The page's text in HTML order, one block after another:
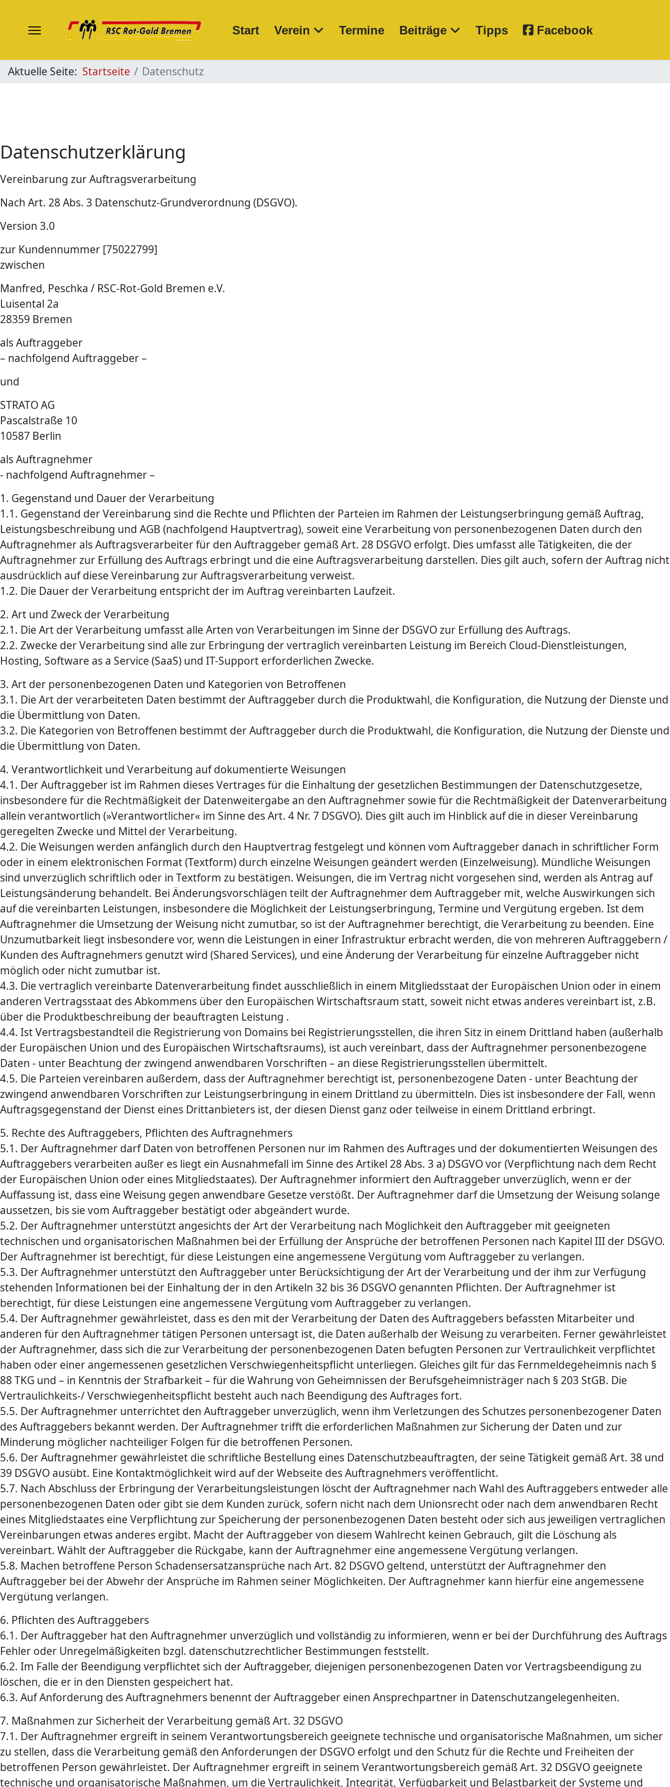
Start Verein Termine Beiträge Tipps Facebook
Aktuelle Seite: Startseite Datenschutz
Datenschutzerklärung
Vereinbarung zur Auftragsverarbeitung
Nach Art. 28 Abs. 3 Datenschutz-Grundverordnung (DSGVO).
Version 3.0
zur Kundennummer [75022799]
zwischen
Manfred, Peschka / RSC-Rot-Gold Bremen e.V.
Luisental 2a
28359 Bremen
als Auftraggeber
– nachfolgend Auftraggeber –
und
STRATO AG
Pascalstraße 10
10587 Berlin
als Auftragnehmer
- nachfolgend Auftragnehmer –
1. Gegenstand und Dauer der Verarbeitung
1.1. Gegenstand der Vereinbarung sind die Rechte und Pflichten der Parteien im Rahmen der Leistungserbringung gemäß Auftrag,
Leistungsbeschreibung und AGB (nachfolgend Hauptvertrag), soweit eine Verarbeitung von personenbezogenen Daten durch den
Auftragnehmer als Auftragsverarbeiter für den Auftraggeber gemäß Art. 28 DSGVO erfolgt. Dies umfasst alle Tätigkeiten, die der
Auftragnehmer zur Erfüllung des Auftrags erbringt und die eine Auftragsverarbeitung darstellen. Dies gilt auch, sofern der Auftrag nicht
ausdrücklich auf diese Vereinbarung zur Auftragsverarbeitung verweist.
1.2. Die Dauer der Verarbeitung entspricht der im Auftrag vereinbarten Laufzeit.
2. Art und Zweck der Verarbeitung
2.1. Die Art der Verarbeitung umfasst alle Arten von Verarbeitungen im Sinne der DSGVO zur Erfüllung des Auftrags.
2.2. Zwecke der Verarbeitung sind alle zur Erbringung der vertraglich vereinbarten Leistung im Bereich Cloud-Dienstleistungen,
Hosting, Software as a Service (SaaS) und IT-Support erforderlichen Zwecke.
3. Art der personenbezogenen Daten und Kategorien von Betroffenen
3.1. Die Art der verarbeiteten Daten bestimmt der Auftraggeber durch die Produktwahl, die Konfiguration, die Nutzung der Dienste und
die Übermittlung von Daten.
3.2. Die Kategorien von Betroffenen bestimmt der Auftraggeber durch die Produktwahl, die Konfiguration, die Nutzung der Dienste und
die Übermittlung von Daten.
4. Verantwortlichkeit und Verarbeitung auf dokumentierte Weisungen
4.1. Der Auftraggeber ist im Rahmen dieses Vertrages für die Einhaltung der gesetzlichen Bestimmungen der Datenschutzgesetze,
insbesondere für die Recht­mäßigkeit der Datenweitergabe an den Auftragnehmer sowie für die Rechtmäßigkeit der Datenverarbeitung
allein verantwortlich (»Verantwortlicher« im Sinne des Art. 4 Nr. 7 DSGVO). Dies gilt auch im Hinblick auf die in dieser Vereinbarung
geregelten Zwecke und Mittel der Verarbeitung.
4.2. Die Weisungen werden anfänglich durch den Hauptvertrag festgelegt und können vom Auftraggeber danach in schriftlicher Form
oder in einem elektronischen Format (Textform) durch einzelne Weisungen geändert werden (Einzelweisung). Mündliche Weisungen
sind unverzüglich schriftlich oder in Textform zu bestätigen. Weisungen, die im Vertrag nicht vorgesehen sind, werden als Antrag auf
Leistungsänderung behandelt. Bei Änderungsvorschlägen teilt der Auftragnehmer dem Auftraggeber mit, welche Auswirkungen sich
auf die vereinbarten Leistungen, insbesondere die Möglichkeit der Leistungserbringung, Termine und Vergütung ergeben. Ist dem
Auftragnehmer die Umsetzung der Weisung nicht zumutbar, so ist der Auftragnehmer berechtigt, die Verarbeitung zu beenden. Eine
Unzumutbarkeit liegt insbesondere vor, wenn die Leistungen in einer Infrastruktur erbracht werden, die von mehreren Auftraggebern /
Kunden des Auftragnehmers genutzt wird (Shared Services), und eine Änderung der Verarbeitung für einzelne Auftraggeber nicht
möglich oder nicht zumutbar ist.
4.3. Die vertraglich vereinbarte Datenverarbeitung findet ausschließlich in einem Mitgliedsstaat der Europäischen Union oder in einem
anderen Vertragsstaat des Abkommens über den Europäischen Wirtschaftsraum statt, soweit nicht etwas anderes vereinbart ist, z.B.
über die Produktbeschreibung der beauftragten Leistung .
4.4. Ist Vertragsbestandteil die Registrierung von Domains bei Registrierungsstellen, die ihren Sitz in einem Drittland haben (außerhalb
der Europäischen Union und des Europäischen Wirtschaftsraums), ist auch vereinbart, dass der Auftragnehmer personenbezogene
Daten - unter Beachtung der zwingend anwendbaren Vorschriften – an diese Registrierungsstellen übermittelt.
4.5. Die Parteien vereinbaren außerdem, dass der Auftragnehmer berechtigt ist, personenbezogene Daten - unter Beachtung der
zwingend anwendbaren Vorschriften zur Leistungserbringung in einem Drittland zu übermitteln. Dies ist insbesondere der Fall, wenn
Auftragsgegenstand der Dienst eines Drittanbieters ist, der diesen Dienst ganz oder teilweise in einem Drittland erbringt.
5. Rechte des Auftraggebers, Pflichten des Auftragnehmers
5.1. Der Auftragnehmer darf Daten von betroffenen Personen nur im Rahmen des Auftra­ges und der dokumentierten Weisungen des
Auftraggebers verarbeiten außer es liegt ein Ausnahmefall im Sinne des Artikel 28 Abs. 3 a) DSGVO vor (Verpflichtung nach dem Recht
der Europäischen Union oder eines Mitgliedstaates). Der Auftragnehmer informiert den Auftraggeber unverzüglich, wenn er der
Auffassung ist, dass eine Weisung gegen anwend­bare Gesetze verstößt. Der Auftragnehmer darf die Umsetzung der Weisung solange
aussetzen, bis sie vom Auftraggeber bestätigt oder abgeändert wurde.
5.2. Der Auftragnehmer unterstützt angesichts der Art der Verarbeitung nach Möglichkeit den Auftraggeber mit geeigneten
technischen und organisatorischen Maßnahmen bei der Erfüllung der Ansprüche der betroffenen Personen nach Kapitel III der DSGVO.
Der Auftragnehmer ist berechtigt, für diese Leistungen eine angemessene Vergütung vom Auftraggeber zu verlangen.
5.3. Der Auftragnehmer unterstützt den Auftraggeber unter Berücksichtigung der Art der Verarbeitung und der ihm zur Verfügung
stehenden Informationen bei der Einhaltung der in den Artikeln 32 bis 36 DSGVO genannten Pflichten. Der Auftragnehmer ist
berechtigt, für diese Leistungen eine angemessene Vergütung vom Auftraggeber zu verlangen.
5.4. Der Auftragnehmer gewährleistet, dass es den mit der Verarbeitung der Daten des Auftraggebers befassten Mitarbeiter und
anderen für den Auftragnehmer tätigen Personen untersagt ist, die Daten außerhalb der Weisung zu verarbeiten. Ferner gewährleistet
der Auftragnehmer, dass sich die zur Verarbeitung der personenbezoge­nen Daten befugten Personen zur Vertraulichkeit verpflichtet
haben oder einer ange­messenen gesetzlichen Verschwiegenheitspflicht unterliegen. Gleiches gilt für das Fernmeldegeheimnis nach §
88 TKG und – in Kenntnis der Strafbarkeit – für die Wahrung von Geheimnissen der Berufsgeheimnisträger nach § 203 StGB. Die
Vertraulichkeits-/ Verschwiegenheitspflicht besteht auch nach Beendigung des Auftrages fort.
5.5. Der Auftragnehmer unterrichtet den Auftraggeber unverzüglich, wenn ihm Verletzun­gen des Schutzes personenbezogener Daten
des Auftraggebers bekannt werden. Der Auftragnehmer trifft die erforderlichen Maßnahmen zur Sicherung der Daten und zur
Minderung möglicher nachteiliger Folgen für die betroffenen Personen.
5.6. Der Auftragnehmer gewährleistet die schriftliche Bestellung eines Datenschutzbeauftragten, der seine Tätigkeit gemäß Art. 38 und
39 DSGVO ausübt. Eine Kontaktmöglichkeit wird auf der Webseite des Auftragnehmers veröffentlicht.
5.7. Nach Abschluss der Erbringung der Verarbeitungsleistungen löscht der Auftragnehmer nach Wahl des Auftraggebers entweder alle
personenbezogenen Daten oder gibt sie dem Kunden zurück, sofern nicht nach dem Unionsrecht oder nach dem anwendbaren Recht
eines Mitgliedstaates eine Verpflichtung zur Speicherung der personenbezogenen Daten besteht oder sich aus jeweiligen vertraglichen
Vereinbarungen etwas anderes ergibt. Macht der Auftraggeber von diesem Wahlrecht keinen Gebrauch, gilt die Löschung als
vereinbart. Wählt der Auftraggeber die Rückgabe, kann der Auftragnehmer eine angemessene Vergütung verlangen.
5.8. Machen betroffene Person Schadensersatzansprüche nach Art. 82 DSGVO geltend, unterstützt der Auftragnehmer den
Auftraggeber bei der Abwehr der Ansprüche im Rahmen seiner Möglich­keiten. Der Auftragnehmer kann hierfür eine angemessene
Vergütung verlangen.
6. Pflichten des Auftraggebers
6.1. Der Auftraggeber hat den Auftragnehmer unverzüglich und vollständig zu informieren, wenn er bei der Durchführung des Auftrags
Fehler oder Unregelmäßigkeiten bzgl. daten­schutzrechtlicher Bestimmungen feststellt.
6.2. Im Falle der Beendigung verpflichtet sich der Auftraggeber, diejenigen personenbezogenen Daten vor Vertragsbeendigung zu
löschen, die er in den Diensten gespeichert hat.
6.3. Auf Anforderung des Auftragnehmers benennt der Auftraggeber einen Ansprechpartner in Datenschutzangelegenheiten.
7. Maßnahmen zur Sicherheit der Verarbeitung gemäß Art. 32 DSGVO
7.1. Der Auftragnehmer ergreift in seinem Verantwortungsbereich geeignete technische und organisatorische Maßnahmen, um sicher
zu stellen, dass die Verarbeitung gemäß den Anforderungen der DSGVO erfolgt und den Schutz für die Rechte und Freiheiten der
betroffenen Person gewährleistet. Der Auftragnehmer ergreift in seinem Verantwortungsbereich gemäß Art. 32 DSGVO geeignete
technische und organisatorische Maßnahmen, um die Vertraulichkeit, Integrität, Verfügbar­keit und Belastbarkeit der Systeme und